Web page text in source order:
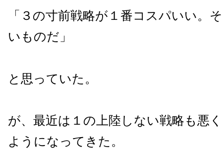
「３の寸前戦略が１番コスパいい。
いものだ」
と思っていた。
が、最近は１の上陸しない戦略も悪
ようになってきた。